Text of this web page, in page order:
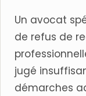
Un avocat
de refus de
jugé
démarches